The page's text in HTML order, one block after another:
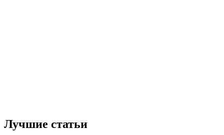
Лучшие статьи